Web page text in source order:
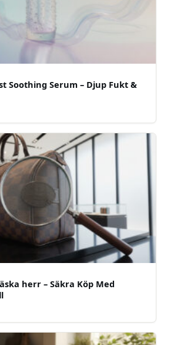
Soothing Serum – Djup Fukt &
herr – Säkra Köp Med